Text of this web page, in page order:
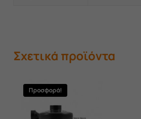
Σχετικά προϊόντα
Προσφορά!